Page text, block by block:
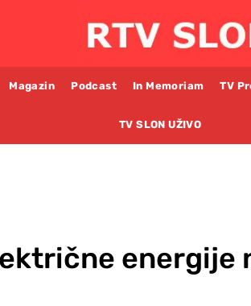
Magazin Podcast In Memoriam TV
TV SLON UŽIVO
energije